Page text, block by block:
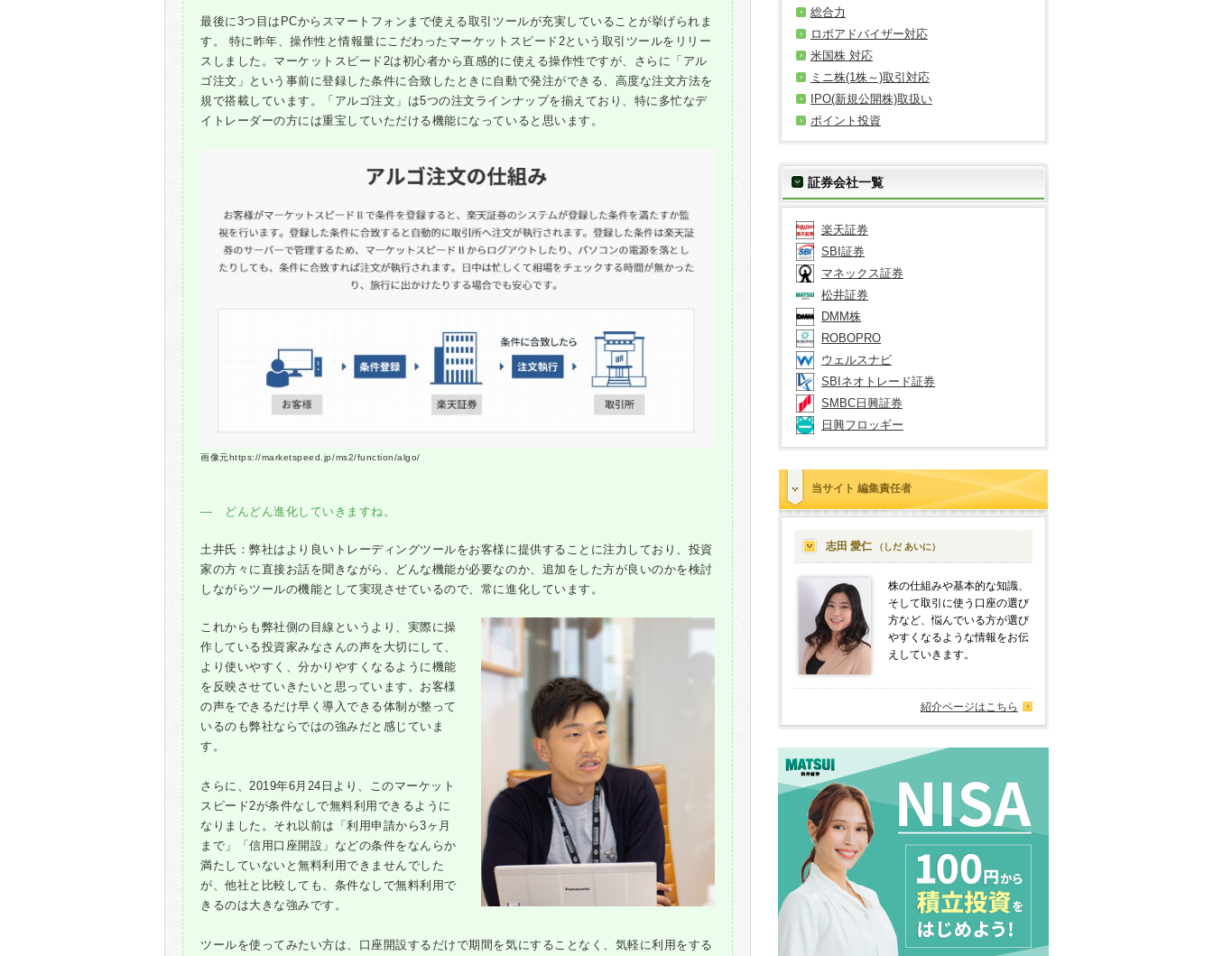
最後に3つ目はPCからスマートフォンまで使える取引ツールが充実していることが挙げられま
す。 特に昨年、操作性と情報量にこだわったマーケットスピード2という取引ツールをリリー
スしました。マーケットスピード2は初心者から直感的に使える操作性ですが、さらに「アル
ゴ注文」という事前に登録した条件に合致したときに自動で発注ができる、高度な注文方法を
規で搭載しています。「アルゴ注文」は5つの注文ラインナップを揃えており、特に多忙なデ
イトレーダーの方には重宝していただける機能になっていると思います。
画像元https://marketspeed.jp/ms2/function/algo/
― どんどん進化していきますね。
土井氏：弊社はより良いトレーディングツールをお客様に提供することに注力しており、投資
家の方々に直接お話を聞きながら、どんな機能が必要なのか、追加をした方が良いのかを検討
しながらツールの機能として実現させているので、常に進化しています。
これからも弊社側の目線というより、実際に操
作している投資家みなさんの声を大切にして、
より使いやすく、分かりやすくなるように機能
を反映させていきたいと思っています。お客様
の声をできるだけ早く導入できる体制が整って
いるのも弊社ならではの強みだと感じていま
す。
さらに、2019年6月24日より、このマーケット
スピード2が条件なしで無料利用できるように
なりました。それ以前は「利用申請から3ヶ月
まで」「信用口座開設」などの条件をなんらか
満たしていないと無料利用できませんでした
が、他社と比較しても、条件なしで無料利用で
きるのは大きな強みです。
ツールを使ってみたい方は、口座開設するだけで期間を気にすることなく、気軽に利用をする
総合力
ロボアドバイザー対応
米国株 対応
ミニ株(1株～)取引対応
IPO(新規公開株)取扱い
ポイント投資
証券会社一覧
楽天証券
SBI証券
マネックス証券
松井証券
DMM株
ROBOPRO
ウェルスナビ
SBIネオトレード証券
SMBC日興証券
日興フロッギー
当サイト 編集責任者
志田 愛仁 （しだ あいに）
株の仕組みや基本的な知識、
そして取引に使う口座の選び
方など、悩んでいる方が選び
やすくなるような情報をお伝
えしていきます。
紹介ページはこちら